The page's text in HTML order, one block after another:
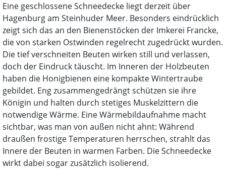
Eine geschlossene Schneedecke liegt derzeit über
Hagenburg am Steinhuder Meer. Besonders eindrücklich
zeigt sich das an den Bienenstöcken der Imkerei Francke,
die von starken Ostwinden regelrecht zugedrückt wurden.
Die tief verschneiten Beuten wirken still und verlassen,
doch der Eindruck täuscht. Im Inneren der Holzbeuten
haben die Honigbienen eine kompakte Wintertraube
gebildet. Eng zusammengedrängt schützen sie ihre
Königin und halten durch stetiges Muskelzittern die
notwendige Wärme. Eine Wärmebildaufnahme macht
sichtbar, was man von außen nicht ahnt: Während
draußen frostige Temperaturen herrschen, strahlt das
Innere der Beuten in warmen Farben. Die Schneedecke
wirkt dabei sogar zusätzlich isolierend.